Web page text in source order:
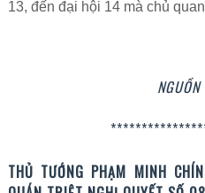
13, đến đại hội 14 mà chủ
THỦ TƯỚNG PHẠM MINH